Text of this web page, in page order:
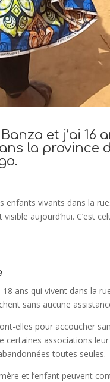
et j’ai
la province
enfants vivants dans la
aujourd’hui. C’est
ans qui vivent dans la
sans aucune
elles pour accoucher
associations
toutes seules.
et l’enfant peuvent